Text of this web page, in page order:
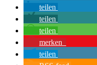
teilen
teilen
teilen
merken
teilen